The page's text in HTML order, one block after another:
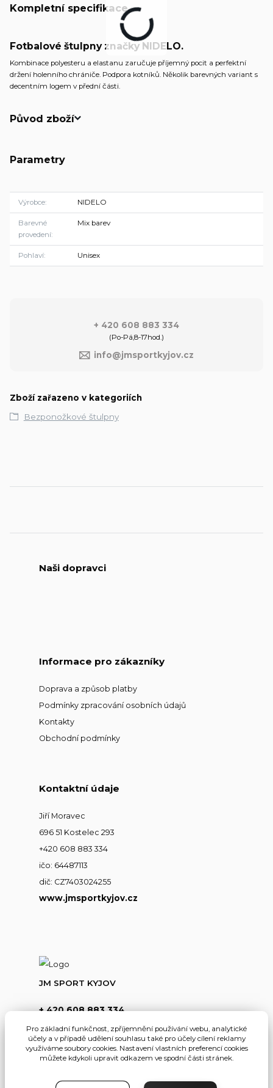
Kompletní specifikace
Fotbalové štulpny značky NIDELO.
Kombinace polyesteru a elastanu zaručuje příjemný pocit a perfektní
držení holenního chrániče. Podpora kotníků. Několik barevných variant s
decentním logem v přední části.
Původ zboží
Parametry
Výrobce NIDELO
Barevné
provedení
Mix barev
Pohlaví Unisex
+ 420 608 883 334
(Po-Pá,8-17hod.)
info@jmsportkyjov.cz
Zboží zařazeno v kategoriích
Bezponožkové štulpny
Naši dopravci
Informace pro zákazníky
Doprava a způsob platby
Podmínky zpracování osobních údajů
Kontakty
Obchodní podmínky
Kontaktní údaje
Jiří Moravec
696 51 Kostelec 293
+420 608 883 334
ičo: 64487113
dič: CZ7403024255
www.jmsportkyjov.cz
JM SPORT KYJOV
+ 420 608 883 334
info@jmsportkyjov.cz
Pro základní funkčnost, zpříjemnění používání webu, analytické
účely a v případě udělení souhlasu také pro účely cílení reklamy
využíváme soubory cookies. Nastavení vlastních preferencí cookies
můžete kdykoli upravit odkazem ve spodní části stránek.